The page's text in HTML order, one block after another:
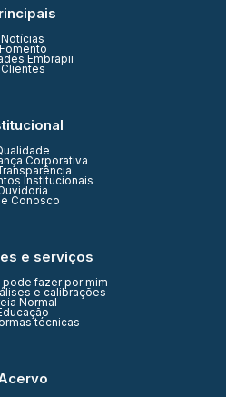
Notícias
Fomento
Embrapii
Clientes
Corporativa
Institucionais
Conosco
e serviços
pode fazer por mim
e calibrações
Normal
técnicas